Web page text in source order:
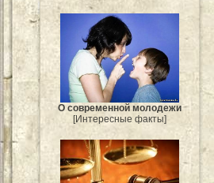
О современной молодежи
[Интересные факты]